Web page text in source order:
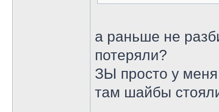
а раньше не
потеряли?
ЗЫ просто у меня
там шайбы